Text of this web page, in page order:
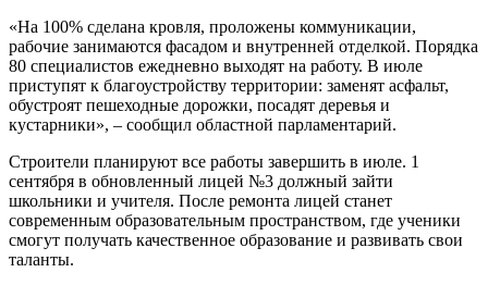
«На 100% сделана кровля, проложены коммуникации,
рабочие занимаются фасадом и внутренней отделкой. Порядка
80 специалистов ежедневно выходят на работу. В июле
приступят к благоустройству территории: заменят асфальт,
обустроят пешеходные дорожки, посадят деревья и
кустарники», – сообщил областной парламентарий.
Строители планируют все работы завершить в июле. 1
сентября в обновленный лицей №3 должный зайти
школьники и учителя. После ремонта лицей станет
современным образовательным пространством, где ученики
смогут получать качественное образование и развивать свои
таланты.